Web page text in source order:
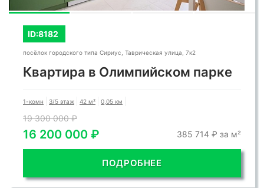
ID:8182
посёлок городского типа Сириус, Таврическая улица, 7к2
Квартира в Олимпийском парке
1-комн 3/5 этаж 42 м² 0,05 км
19 300 000 ₽
16 200 000 ₽ 385 714 ₽ за м²
ПОДРОБНЕЕ